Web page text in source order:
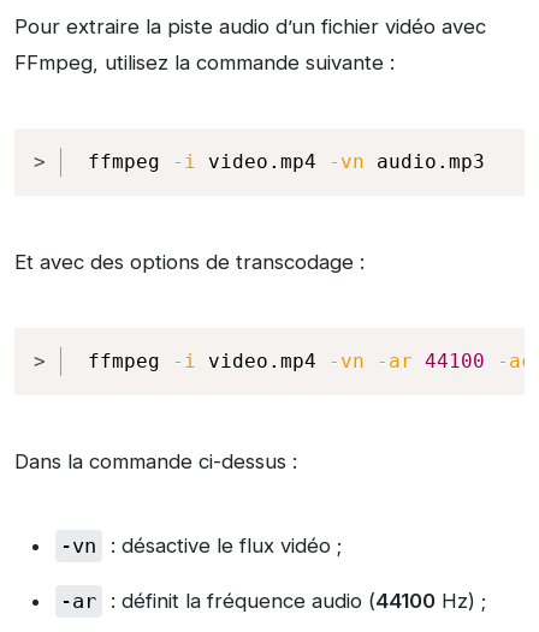
Pour extraire la piste audio d’un fichier vidéo avec
FFmpeg, utilisez la commande suivante :
ffmpeg -i video.mp4 -vn audio.mp3Copy
Et avec des options de transcodage :
ffmpeg -i video.mp4 -vn -ar 44100 -ac
Copy
Dans la commande ci-dessus :
-vn : désactive le flux vidéo ;
-ar : définit la fréquence audio (44100Hz) ;